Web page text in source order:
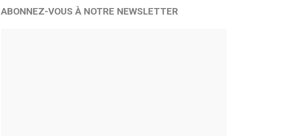
ABONNEZ-VOUS À NOTRE NEWSLETTER